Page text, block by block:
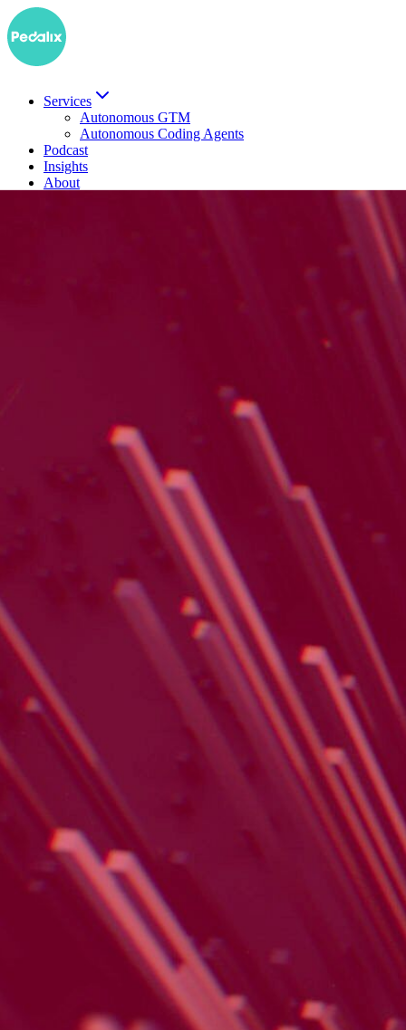
Services
Autonomous GTM
Autonomous Coding Agents
Podcast
Insights
About